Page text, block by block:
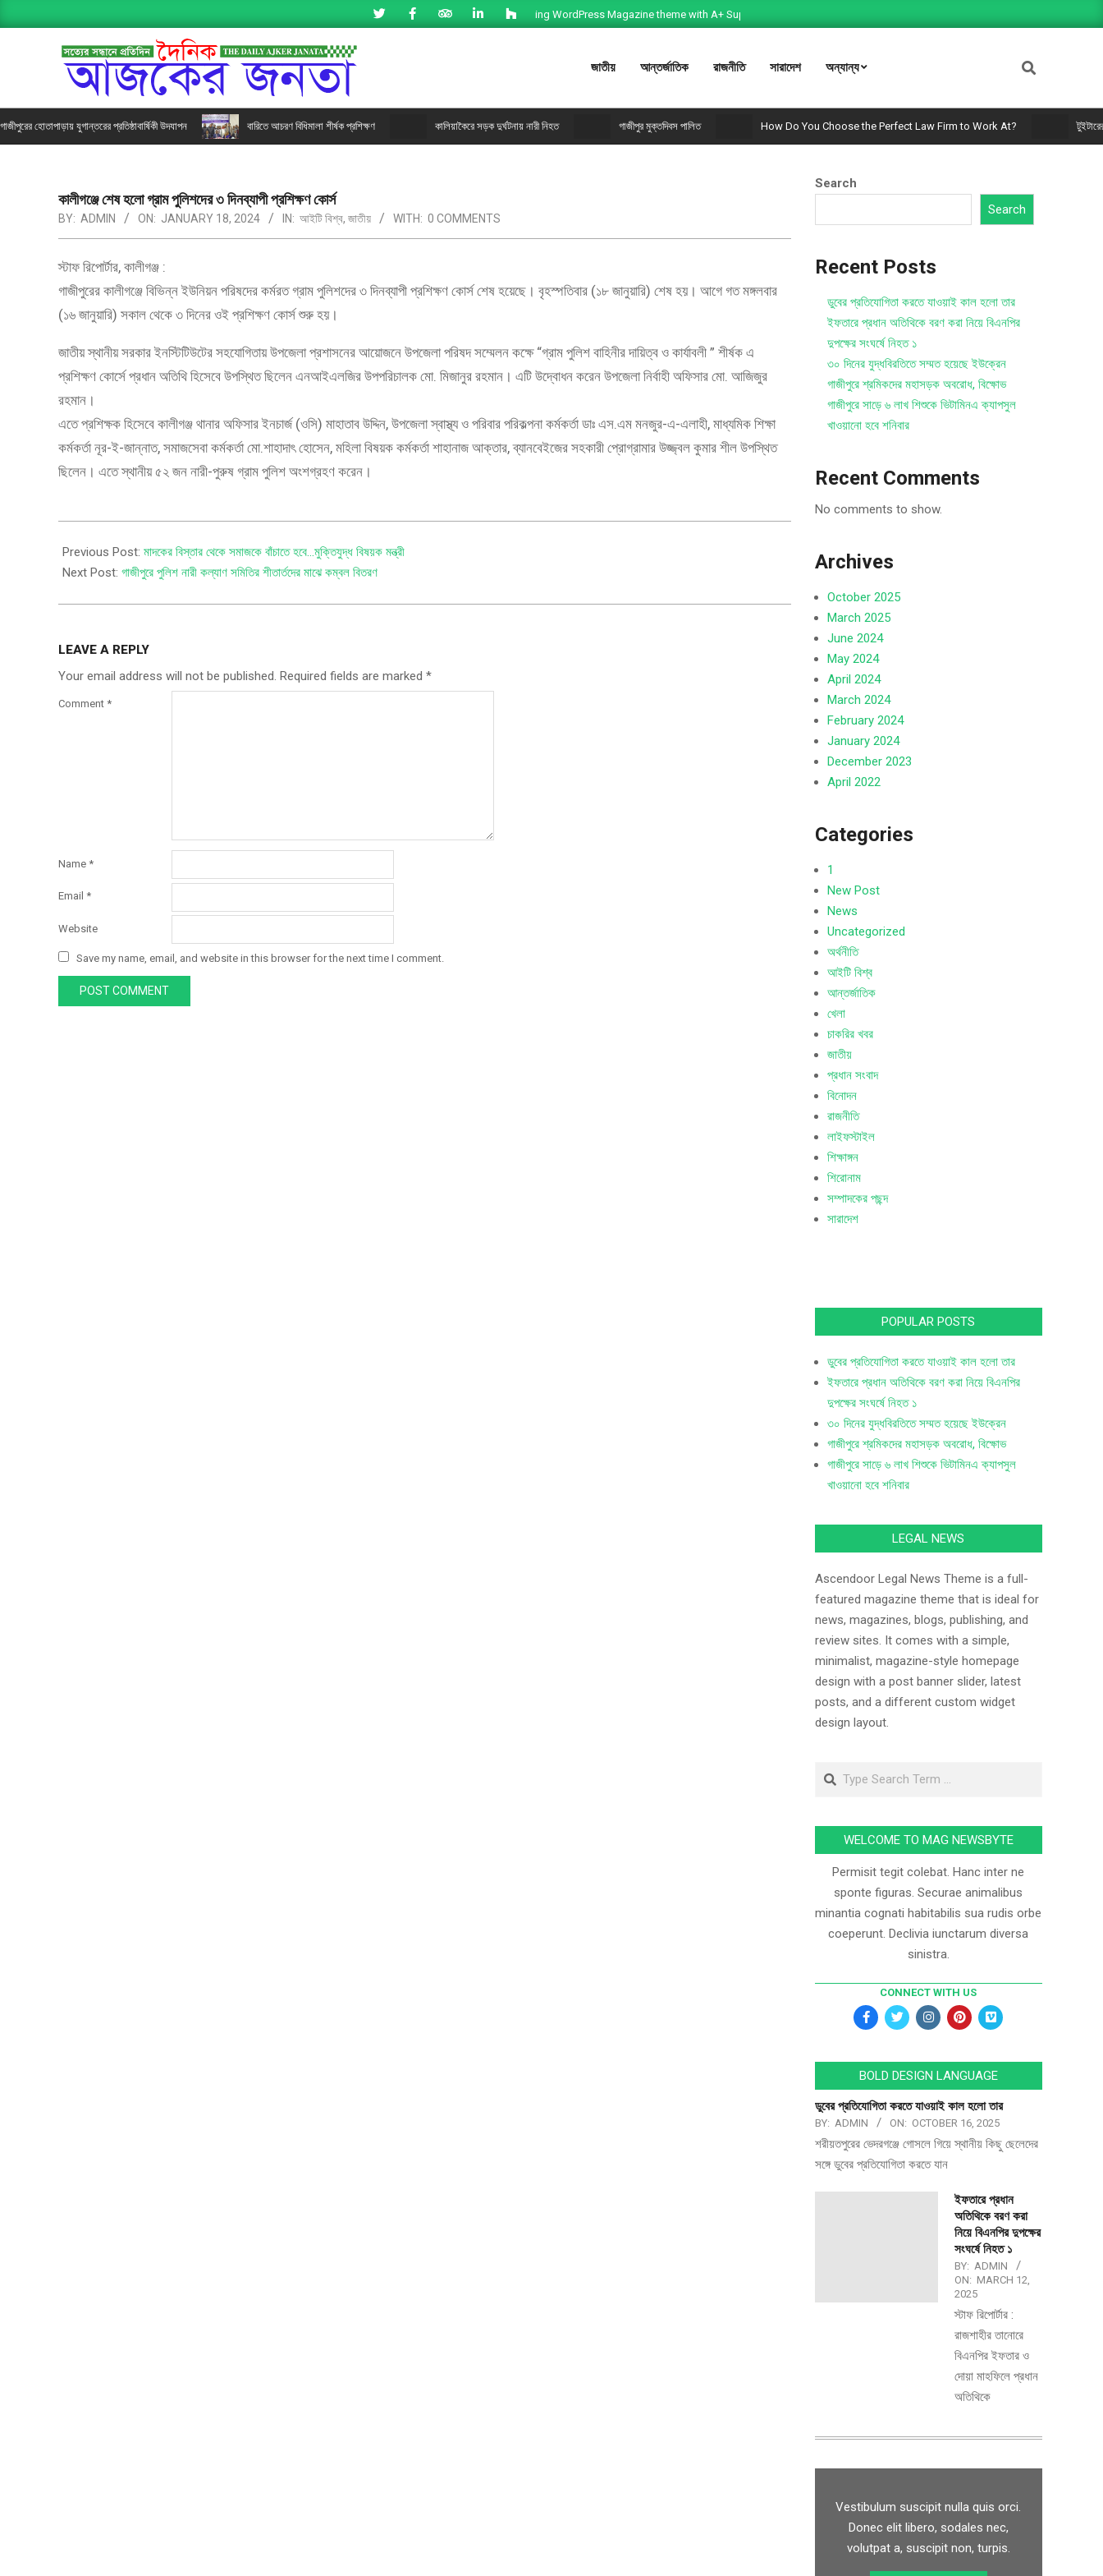
Fast loading WordPress Magazine theme with A+ Support.
AJKER
JANATA
জাতীয় আন্তর্জাতিক রাজনীতি সারাদেশ অন্যান্য
হোতাপাড়ায় যুগান্তরের প্রতিষ্ঠাবার্ষিকী উদযাপন বারিতে আচরণ বিধিমালা শীর্ষক প্রশিক্ষণ কালিয়াকৈরে সড়ক দুর্ঘটনায় নারী নিহত গাজীপুর মুক্তদিবস পালিত How Do You Choose the Perfect Law Firm to Work At? টুইটারের
কালীগঞ্জে শেষ হলো গ্রাম পুলিশদের ৩ দিনব্যাপী প্রশিক্ষণ কোর্স
BY: ADMIN ON: JANUARY 18, 2024 IN: আইটি বিশ্ব, জাতীয় WITH: 0 COMMENTS
স্টাফ রিপোর্টার, কালীগঞ্জ :
গাজীপুরের কালীগঞ্জে বিভিন্ন ইউনিয়ন পরিষদের কর্মরত গ্রাম পুলিশদের ৩ দিনব্যাপী প্রশিক্ষণ কোর্স শেষ হয়েছে। বৃহস্পতিবার (১৮ জানুয়ারি) শেষ হয়। আগে গত মঙ্গলবার
(১৬ জানুয়ারি) সকাল থেকে ৩ দিনের ওই প্রশিক্ষণ কোর্স শুরু হয়।
জাতীয় স্থানীয় সরকার ইনস্টিটিউটের সহযোগিতায় উপজেলা প্রশাসনের আয়োজনে উপজেলা পরিষদ সম্মেলন কক্ষে “গ্রাম পুলিশ বাহিনীর দায়িত্ব ও কার্যাবলী ” শীর্ষক এ
প্রশিক্ষণ কোর্সে প্রধান অতিথি হিসেবে উপস্থিত ছিলেন এনআইএলজির উপপরিচালক মো. মিজানুর রহমান। এটি উদ্বোধন করেন উপজেলা নির্বাহী অফিসার মো. আজিজুর
রহমান।
এতে প্রশিক্ষক হিসেবে কালীগঞ্জ থানার অফিসার ইনচার্জ (ওসি) মাহাতাব উদ্দিন, উপজেলা স্বাস্থ্য ও পরিবার পরিকল্পনা কর্মকর্তা ডাঃ এস.এম মনজুর-এ-এলাহী, মাধ্যমিক শিক্ষা
কর্মকর্তা নূর-ই-জান্নাত, সমাজসেবা কর্মকর্তা মো.শাহাদাৎ হোসেন, মহিলা বিষয়ক কর্মকর্তা শাহানাজ আক্তার, ব্যানবেইজের সহকারী প্রোগ্রামার উজ্জ্বল কুমার শীল উপস্থিত
ছিলেন। এতে স্থানীয় ৫২ জন নারী-পুরুষ গ্রাম পুলিশ অংশগ্রহণ করেন।
Previous Post: মাদকের বিস্তার থেকে সমাজকে বাঁচাতে হবে…মুক্তিযুদ্ধ বিষয়ক মন্ত্রী
Next Post: গাজীপুরে পুলিশ নারী কল্যাণ সমিতির শীতার্তদের মাঝে কম্বল বিতরণ
LEAVE A REPLY
Your email address will not be published. Required fields are marked *
Comment *
Name *
Email *
Website
Save my name, email, and website in this browser for the next time I comment.
Search
Search
Recent Posts
ডুবের প্রতিযোগিতা করতে যাওয়াই কাল হলো তার
ইফতারে প্রধান অতিথিকে বরণ করা নিয়ে বিএনপির
দুপক্ষের সংঘর্ষে নিহত ১
৩০ দিনের যুদ্ধবিরতিতে সম্মত হয়েছে ইউক্রেন
গাজীপুরে শ্রমিকদের মহাসড়ক অবরোধ, বিক্ষোভ
গাজীপুরে সাড়ে ৬ লাখ শিশুকে ভিটামিনএ ক্যাপসুল
খাওয়ানো হবে শনিবার
Recent Comments
No comments to show.
Archives
October 2025
March 2025
June 2024
May 2024
April 2024
March 2024
February 2024
January 2024
December 2023
April 2022
Categories
1
New Post
News
Uncategorized
অর্থনীতি
আইটি বিশ্ব
আন্তর্জাতিক
খেলা
চাকরির খবর
জাতীয়
প্রধান সংবাদ
বিনোদন
রাজনীতি
লাইফস্টাইল
শিক্ষাঙ্গন
শিরোনাম
সম্পাদকের পছন্দ
সারাদেশ
POPULAR POSTS
ডুবের প্রতিযোগিতা করতে যাওয়াই কাল হলো তার
ইফতারে প্রধান অতিথিকে বরণ করা নিয়ে বিএনপির
দুপক্ষের সংঘর্ষে নিহত ১
৩০ দিনের যুদ্ধবিরতিতে সম্মত হয়েছে ইউক্রেন
গাজীপুরে শ্রমিকদের মহাসড়ক অবরোধ, বিক্ষোভ
গাজীপুরে সাড়ে ৬ লাখ শিশুকে ভিটামিনএ ক্যাপসুল
খাওয়ানো হবে শনিবার
LEGAL NEWS
Ascendoor Legal News Theme is a full-
featured magazine theme that is ideal for
news, magazines, blogs, publishing, and
review sites. It comes with a simple,
minimalist, magazine-style homepage
design with a post banner slider, latest
posts, and a different custom widget
design layout.
WELCOME TO MAG NEWSBYTE
Permisit tegit colebat. Hanc inter ne
sponte figuras. Securae animalibus
minantia cognati habitabilis sua rudis orbe
coeperunt. Declivia iunctarum diversa
sinistra.
CONNECT WITH US
BOLD DESIGN LANGUAGE
ডুবের প্রতিযোগিতা করতে যাওয়াই কাল হলো তার
BY: ADMIN ON: OCTOBER 16, 2025
শরীয়তপুরের ভেদরগঞ্জে গোসলে গিয়ে স্থানীয় কিছু ছেলেদের
সঙ্গে ডুবের প্রতিযোগিতা করতে যান
ইফতারে প্রধান
অতিথিকে বরণ করা
নিয়ে বিএনপির দুপক্ষের
সংঘর্ষে নিহত ১
BY: ADMIN
ON: MARCH 12,
2025
স্টাফ রিপোর্টার :
রাজশাহীর তানোরে
বিএনপির ইফতার ও
দোয়া মাহফিলে প্রধান
অতিথিকে
Vestibulum suscipit nulla quis orci.
Donec elit libero, sodales nec,
volutpat a, suscipit non, turpis.